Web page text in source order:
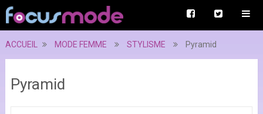
ACCUEIL MODE FEMME STYLISME Pyramid
Pyramid